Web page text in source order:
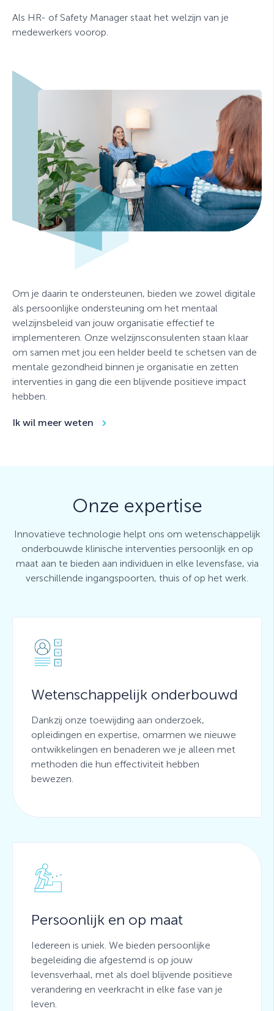
Als HR- of Safety Manager staat het welzijn van je
medewerkers voorop.
Om je daarin te ondersteunen, bieden we zowel digitale
als persoonlijke ondersteuning om het mentaal
welzijnsbeleid van jouw organisatie effectief te
implementeren. Onze welzijnsconsulenten staan klaar
om samen met jou een helder beeld te schetsen van de
mentale gezondheid binnen je organisatie en zetten
interventies in gang die een blijvende positieve impact
hebben.
Ik wil meer weten
Onze expertise
Innovatieve technologie helpt ons om wetenschappelijk
onderbouwde klinische interventies persoonlijk en op
maat aan te bieden aan individuen in elke levensfase, via
verschillende ingangspoorten, thuis of op het werk.
Wetenschappelijk onderbouwd
Dankzij onze toewijding aan onderzoek,
opleidingen en expertise, omarmen we nieuwe
ontwikkelingen en benaderen we je alleen met
methoden die hun effectiviteit hebben
bewezen.
Persoonlijk en op maat
Iedereen is uniek. We bieden persoonlijke
begeleiding die afgestemd is op jouw
levensverhaal, met als doel blijvende positieve
verandering en veerkracht in elke fase van je
leven.